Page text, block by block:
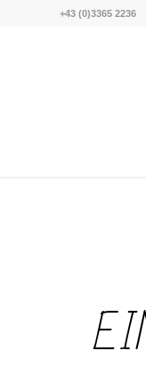
+43 (0)3365 2236